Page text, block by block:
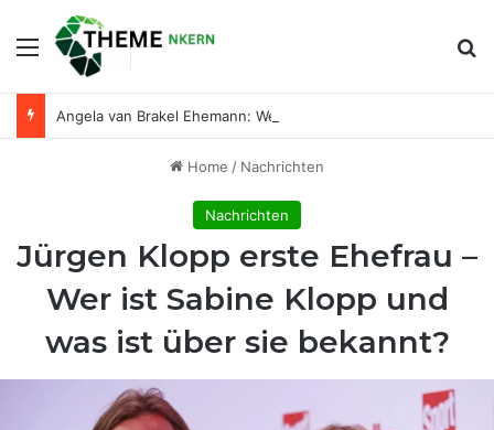
Menu
Home / Nachrichten
Nachrichten
Jürgen Klopp erste Ehefrau –
Wer ist Sabine Klopp und
was ist über sie bekannt?